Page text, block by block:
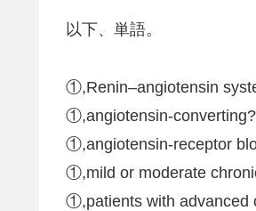
以下、単語。
①,Renin–angiotensin
①,angiotensin-
①,angiotensin-receptor
①,mild or moderate
①,patients with advanced